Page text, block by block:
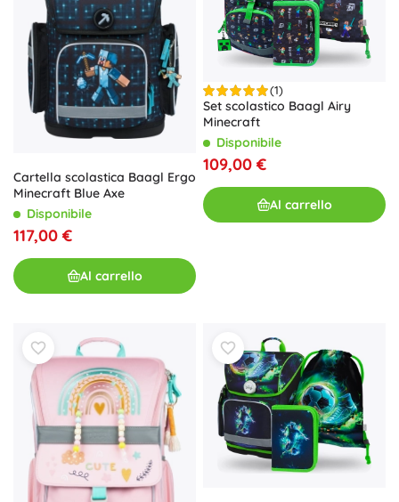
Cartella scolastica Baagl Ergo
Minecraft Blue Axe
Disponibile
117,00 €
Al carrello
(1)
Set scolastico Baagl Airy
Minecraft
Disponibile
109,00 €
Al carrello